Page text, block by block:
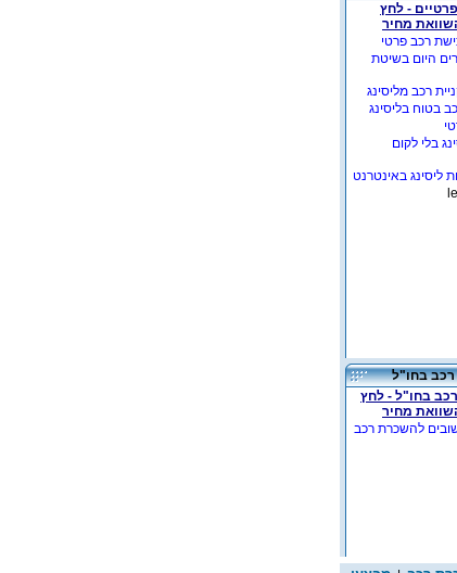
- לחץ
מחיר
רכב פרטי
היום בשיטת
רכב מליסינג
בטוח בליסינג
בלי לקום
ליסינג באינטרנט
בחו"ל
בחו"ל - לחץ
מחיר
להשכרת רכב